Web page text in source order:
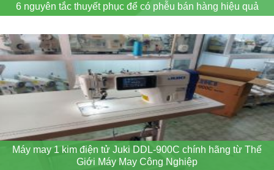
6 nguyên tắc thuyết phục để có phễu bán hàng hiệu quả
Máy may 1 kim điện tử Juki DDL-900C chính hãng từ Thế
Giới Máy May Công Nghiệp